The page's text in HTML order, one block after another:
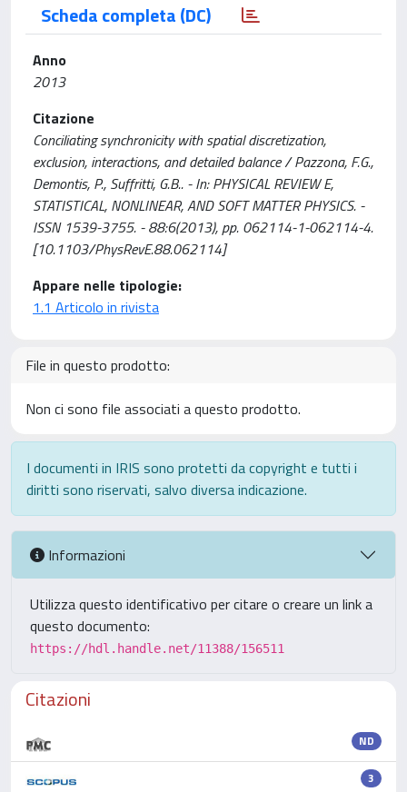
Scheda completa (DC)
Anno
2013
Citazione
Conciliating synchronicity with spatial discretization,
exclusion, interactions, and detailed balance / Pazzona, F.G.,
Demontis, P., Suffritti, G.B.. - In: PHYSICAL REVIEW E,
STATISTICAL, NONLINEAR, AND SOFT MATTER PHYSICS. -
ISSN 1539-3755. - 88:6(2013), pp. 062114-1-062114-4.
[10.1103/PhysRevE.88.062114]
Appare nelle tipologie:
1.1 Articolo in rivista
File in questo prodotto:
Non ci sono file associati a questo prodotto.
I documenti in IRIS sono protetti da copyright e tutti i
diritti sono riservati, salvo diversa indicazione.
Informazioni
Utilizza questo identificativo per citare o creare un link a
questo documento:
https://hdl.handle.net/11388/156511
Citazioni
ND
3